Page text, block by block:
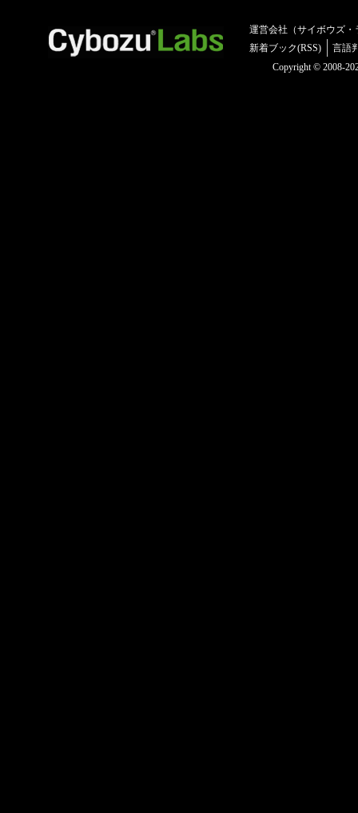
運営会社（サイボウズ・
新着ブック(RSS)
言語
Copyright © 2008-